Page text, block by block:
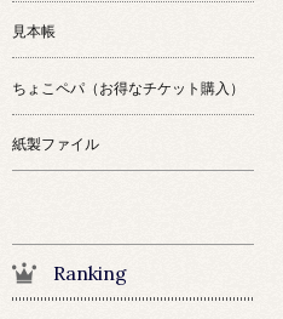
見本帳
ちょこペパ（お得なチケット購入）
紙製ファイル
Ranking